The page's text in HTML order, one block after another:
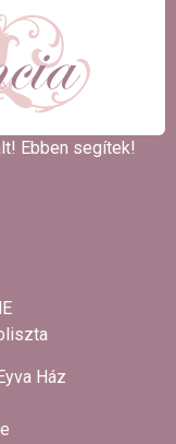
Ebben segítek!
Ház